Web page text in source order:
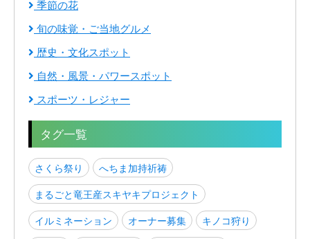
季節の花
旬の味覚・ご当地グルメ
歴史・文化スポット
自然・風景・パワースポット
スポーツ・レジャー
タグ一覧
さくら祭り
へちま加持祈祷
まるごと竜王産スキヤキプロジェクト
イルミネーション
オーナー募集
キノコ狩り